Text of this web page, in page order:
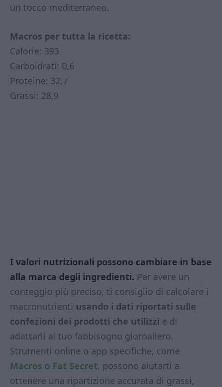
un tocco mediterraneo.
Macros per tutta la ricetta:
Calorie: 393
Carboidrati: 0,6
Proteine: 32,7
Grassi: 28,9
I valori nutrizionali possono cambiare in base
alla marca degli ingredienti. Per avere un
conteggio più preciso, ti consiglio di calcolare i
macronutrienti usando i dati riportati sulle
confezioni dei prodotti che utilizzi e di
adattarli al tuo fabbisogno giornaliero.
Strumenti online o app specifiche, come
Macros o Fat Secret, possono aiutarti a
ottenere una ripartizione accurata di grassi,